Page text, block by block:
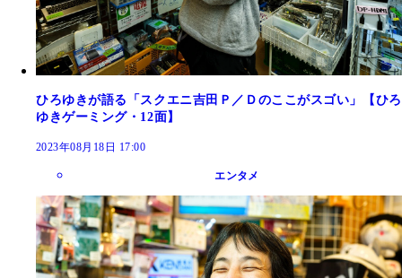
ひろゆきが語る「スクエニ吉田Ｐ／Ｄのここがスゴい」【ひろ
ゆきゲーミング・12面】
2023年08月18日 17:00
エンタメ